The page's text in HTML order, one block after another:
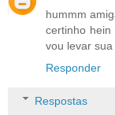
hummm
certinho
vou levar
Responder
Respostas